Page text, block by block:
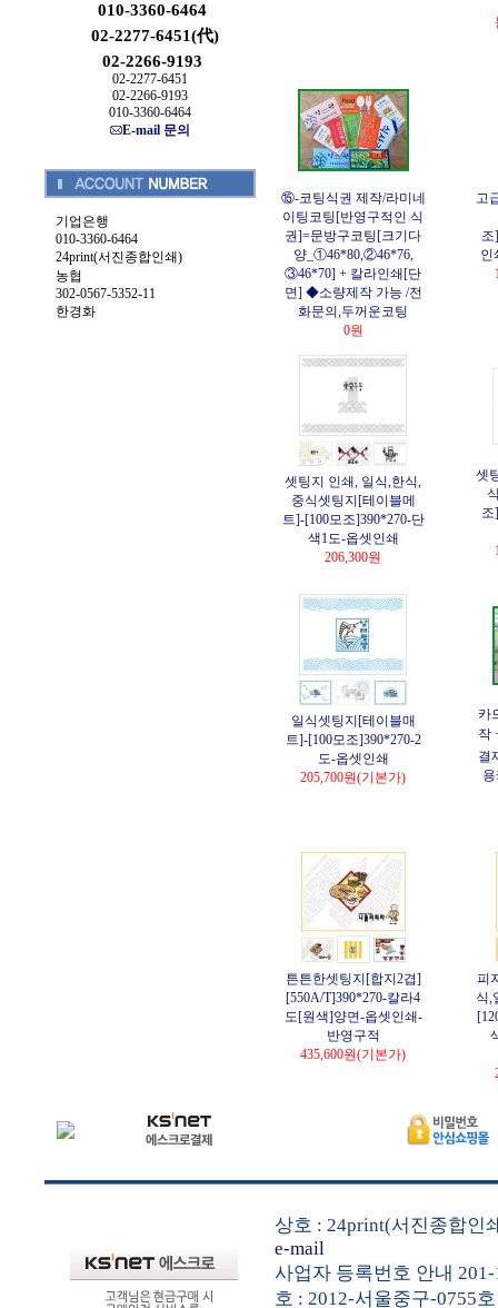
010-3360-6464
02-2277-6451(代)
02-2266-9193
02-2277-6451
02-2266-9193
010-3360-6464
E-mail 문의
기업은행
010-3360-6464
24print(서진종합인쇄)
농협
302-0567-5352-11
한경화
⑮-코팅식권 제작/라미네
이팅코팅[반영구적인 식
권]=문방구코팅[크기다
양_①46*80,②46*76,
③46*70] + 칼라인쇄[단
면] ◆소량제작 가능 /전
화문의,두꺼운코팅
0원
고
조
인
셋팅지 인쇄, 일식,한식,
중식셋팅지[테이블메
트]-[100모조]390*270-단
색1도-옵셋인쇄
206,300원
셋
조
일식셋팅지[테이블매
트]-[100모조]390*270-2
도-옵셋인쇄
205,700원(기본가)
카
작
결
튼튼한셋팅지[합지2겹]
[550A/T]390*270-칼라4
도[원색]양면-옵셋인쇄-
반영구적
435,600원(기본가)
피
식,
상호 : 24print(서진종합인
e-mail
사업자 등록번호 안내
호 : 2012-서울중구-0755호